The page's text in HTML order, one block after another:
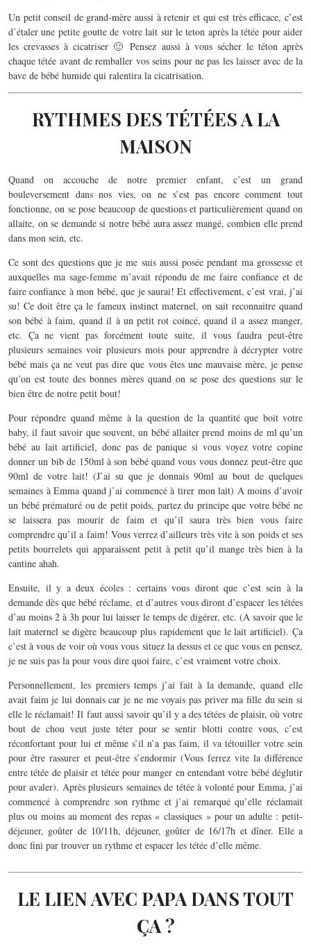
Un petit conseil de grand-mère aussi à retenir et qui est très efficace, c’est
d’étaler une petite goutte de votre lait sur le teton après la tétée pour aider
les crevasses à cicatriser 🙂 Pensez aussi à vous sécher le téton après
chaque tétée avant de remballer vos seins pour ne pas les laisser avec de la
bave de bébé humide qui ralentira la cicatrisation.
RYTHMES DES TÉTÉES A LA
MAISON
Quand on accouche de notre premier enfant, c’est un grand
bouleversement dans nos vies, on ne s’est pas encore comment tout
fonctionne, on se pose beaucoup de questions et particulièrement quand on
allaite, on se demande si notre bébé aura assez mangé, combien elle prend
dans mon sein, etc.
Ce sont des questions que je me suis aussi posée pendant ma grossesse et
auxquelles ma sage-femme m’avait répondu de me faire confiance et de
faire confiance à mon bébé, que je saurai! Et effectivement, c’est vrai, j’ai
su! Ce doit être ça le fameux instinct maternel, on sait reconnaitre quand
son bébé à faim, quand il à un petit rot coincé, quand il a assez manger,
etc. Ça ne vient pas forcément toute suite, il vous faudra peut-être
plusieurs semaines voir plusieurs mois pour apprendre à décrypter votre
bébé mais ça ne veut pas dire que vous êtes une mauvaise mère, je pense
qu’on est toute des bonnes mères quand on se pose des questions sur le
bien être de notre petit bout!
Pour répondre quand même à la question de la quantité que boit votre
baby, il faut savoir que souvent, un bébé allaiter prend moins de ml qu’un
bébé au lait artificiel, donc pas de panique si vous voyez votre copine
donner un bib de 150ml à son bébé quand vous vous donnez peut-être que
90ml de votre lait! (J’ai su que je donnais 90ml au bout de quelques
semaines à Emma quand j’ai commencé à tirer mon lait) A moins d’avoir
un bébé prématuré ou de petit poids, partez du principe que votre bébé ne
se laissera pas mourir de faim et qu’il saura très bien vous faire
comprendre qu’il a faim! Vous verrez d’ailleurs très vite à son poids et ses
petits bourrelets qui apparaissent petit à petit qu’il mange très bien à la
cantine ahah.
Ensuite, il y a deux écoles : certains vous diront que c’est sein à la
demande dès que bébé réclame, et d’autres vous diront d’espacer les tétées
d’au moins 2 à 3h pour lui laisser le temps de digérer, etc. (A savoir que le
lait maternel se digère beaucoup plus rapidement que le lait artificiel). Ça
c’est à vous de voir où vous vous situez la dessus et ce que vous en pensez,
je ne suis pas la pour vous dire quoi faire, c’est vraiment votre choix.
Personnellement, les premiers temps j’ai fait à la demande, quand elle
avait faim je lui donnais car je ne me voyais pas priver ma fille du sein si
elle le réclamait! Il faut aussi savoir qu’il y a des tétées de plaisir, où votre
bout de chou veut juste téter pour se sentir blotti contre vous, c’est
réconfortant pour lui et même s’il n’a pas faim, il va tétouiller votre sein
pour être rassurer et peut-être s’endormir (Vous ferrez vite la différence
entre tétée de plaisir et tétée pour manger en entendant votre bébé déglutir
pour avaler). Après plusieurs semaines de tétée à volonté pour Emma, j’ai
commencé à comprendre son rythme et j’ai remarqué qu’elle réclamait
plus ou moins au moment des repas « classiques » pour un adulte : petit-
déjeuner, goûter de 10/11h, déjeuner, goûter de 16/17h et dîner. Elle a
donc fini par trouver un rythme et espacer les tétée d’elle même.
LE LIEN AVEC PAPA DANS TOUT
ÇA ?